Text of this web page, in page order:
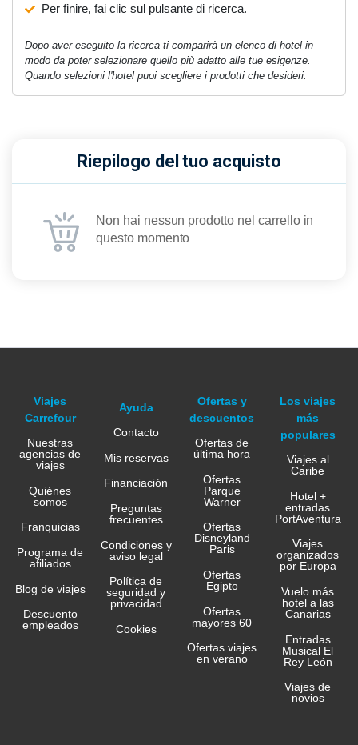
Per finire, fai clic sul pulsante di ricerca.
Dopo aver eseguito la ricerca ti comparirà un elenco di hotel in
modo da poter selezionare quello più adatto alle tue esigenze.
Quando selezioni l'hotel puoi scegliere i prodotti che desideri.
Riepilogo del tuo acquisto
Non hai nessun prodotto nel carrello in
questo momento
Viajes
Carrefour
Nuestras
agencias de
viajes
Quiénes
somos
Franquicias
Programa de
afiliados
Blog de viajes
Descuento
empleados
Ayuda
Contacto
Mis reservas
Financiación
Preguntas
frecuentes
Condiciones y
aviso legal
Política de
seguridad y
privacidad
Cookies
Ofertas y
descuentos
Ofertas de
última hora
Ofertas
Parque
Warner
Ofertas
Disneyland
Paris
Ofertas
Egipto
Ofertas
mayores 60
Ofertas viajes
en verano
Los viajes
más
populares
Viajes al
Caribe
Hotel +
entradas
PortAventura
Viajes
organizados
por Europa
Vuelo más
hotel a las
Canarias
Entradas
Musical El
Rey León
Viajes de
novios